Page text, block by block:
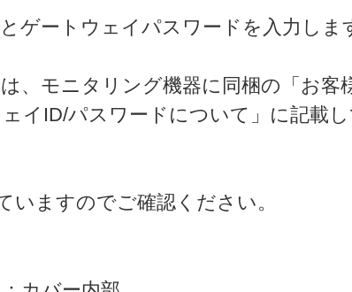
ゲートウェイパスワードを入力しま
、モニタリング機器に同梱の「お客
イID/パスワードについて」に記載し
いますのでご確認ください。